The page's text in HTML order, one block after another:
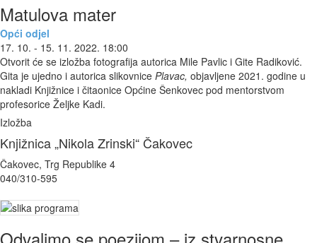
Matulova mater
Opći odjel
17. 10. - 15. 11. 2022. 18:00
Otvorit će se izložba fotografija autorica Mile Pavlic i Gite Radiković.
Gita je ujedno i autorica slikovnice Plavac, objavljene 2021. godine u
nakladi Knjižnice i čitaonice Općine Šenkovec pod mentorstvom
profesorice Željke Kadi.
Izložba
Knjižnica „Nikola Zrinski“ Čakovec
Čakovec, Trg Republike 4
040/310-595